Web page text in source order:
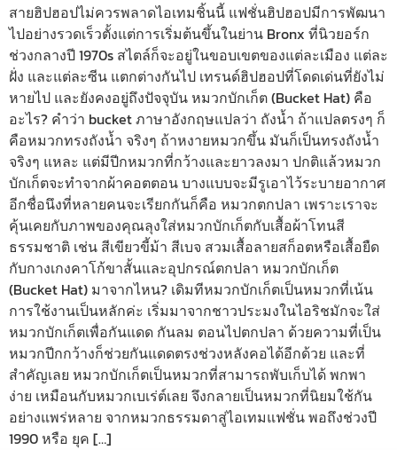
สายฮิปฮอปไม่ควรพลาดไอเทมชิ้นนี้ แฟชั่นฮิปฮอปมีการพัฒนา
ไปอย่างรวดเร็วตั้งแต่การเริ่มต้นขึ้นในย่าน Bronx ที่นิวยอร์ก
ช่วงกลางปี 1970s สไตล์ก็จะอยู่ในขอบเขตของแต่ละเมือง แต่ละ
ฝั่ง และแต่ละซีน แตกต่างกันไป เทรนด์ฮิปฮอปที่โดดเด่นที่ยังไม่
หายไป และยังคงอยู่ถึงปัจจุบัน หมวกบักเก็ต (Bucket Hat) คือ
อะไร? คำว่า bucket ภาษาอังกฤษแปลว่า ถังน้ำ ถ้าแปลตรงๆ ก็
คือหมวกทรงถังน้ำ จริงๆ ถ้าหงายหมวกขึ้น มันก็เป็นทรงถังน้ำ
จริงๆ แหละ แต่มีปีกหมวกที่กว้างและยาวลงมา ปกติแล้วหมวก
บักเก็ตจะทำจากผ้าคอตตอน บางแบบจะมีรูเอาไว้ระบายอากาศ
อีกชื่อนึงที่หลายคนจะเรียกกันก็คือ หมวกตกปลา เพราะเราจะ
คุ้นเคยกับภาพของคุณลุงใส่หมวกบักเก็ตกับเสื้อผ้าโทนสี
ธรรมชาติ เช่น สีเขียวขี้ม้า สีเบจ สวมเสื้อลายสก็อตหรือเสื้อยืด
กับกางเกงคาโก้ขาสั้นและอุปกรณ์ตกปลา หมวกบักเก็ต
(Bucket Hat) มาจากไหน? เดิมทีหมวกบักเก็ตเป็นหมวกที่เน้น
การใช้งานเป็นหลักค่ะ เริ่มมาจากชาวประมงในไอริชมักจะใส่
หมวกบักเก็ตเพื่อกันแดด กันลม ตอนไปตกปลา ด้วยความที่เป็น
หมวกปีกกว้างก็ช่วยกันแดดตรงช่วงหลังคอได้อีกด้วย และที่
สำคัญเลย หมวกบักเก็ตเป็นหมวกที่สามารถพับเก็บได้ พกพา
ง่าย เหมือนกับหมวกเบเร่ต์เลย จึงกลายเป็นหมวกที่นิยมใช้กัน
อย่างแพร่หลาย จากหมวกธรรมดาสู่ไอเทมแฟชั่น พอถึงช่วงปี
1990 หรือ ยุค […]